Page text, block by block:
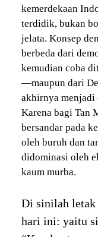
kemerdekaan
terdidik, bukan
jelata. Konsep
berbeda dari
kemudian coba
—maupun dari
akhirnya menjadi
Karena bagi Tan
bersandar pada
oleh buruh dan
didominasi oleh
kaum murba.
Di sinilah letak
hari ini: yaitu